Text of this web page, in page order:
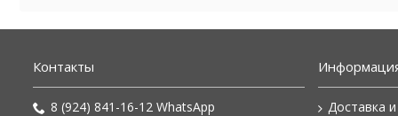
Контакты
8 (924) 841-16-12 WhatsApp
Доставка